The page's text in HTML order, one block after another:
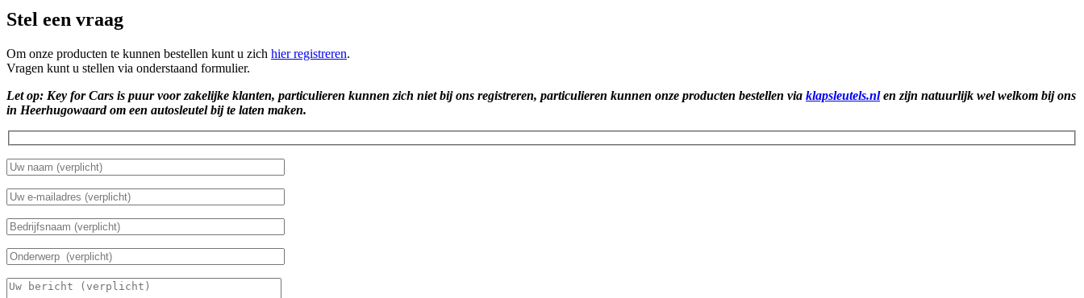
Stel een vraag
Om onze producten te kunnen bestellen kunt u zich hier registreren.
Vragen kunt u stellen via onderstaand formulier.
Let op: Key for Cars is puur voor zakelijke klanten, particulieren kunnen zich niet bij ons registreren, particulieren kunnen onze producten bestellen via klapsleutels.nlen zijn natuurlijk wel welkom bij ons
in Heerhugowaard om een autosleutel bij te laten maken.